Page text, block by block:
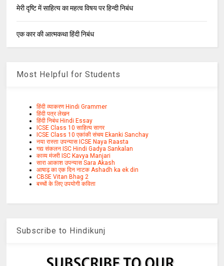
मेरी दृष्टि में साहित्य का महत्व विषय पर हिन्दी निबंध
एक कार की आत्मकथा हिंदी निबंध
Most Helpful for Students
हिंदी व्याकरण Hindi Grammer
हिंदी पत्र लेखन
हिंदी निबंध Hindi Essay
ICSE Class 10 साहित्य सागर
ICSE Class 10 एकांकी संचय Ekanki Sanchay
नया रास्ता उपन्यास ICSE Naya Raasta
गद्य संकलन ISC Hindi Gadya Sankalan
काव्य मंजरी ISC Kavya Manjari
सारा आकाश उपन्यास Sara Akash
आषाढ़ का एक दिन नाटक Ashadh ka ek din
CBSE Vitan Bhag 2
बच्चों के लिए उपयोगी कविता
Subscribe to Hindikunj